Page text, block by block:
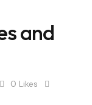
and
0 Likes